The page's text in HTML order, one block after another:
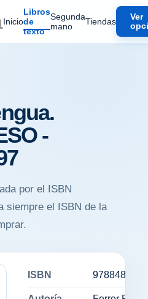
Inicio
Libros
de
texto
Segunda
mano
Tiendas
Ver
-
por el ISBN
siempre el ISBN de la
ISBN